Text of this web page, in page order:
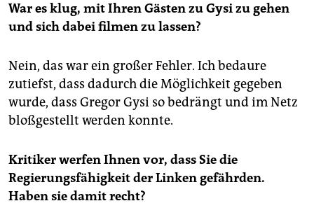
War es klug, mit Ihren Gästen zu Gysi zu gehen
und sich dabei filmen zu lassen?
Nein, das war ein großer Fehler. Ich bedaure
zutiefst, dass dadurch die Möglichkeit gegeben
wurde, dass Gregor Gysi so bedrängt und im Netz
bloßgestellt werden konnte.
Kritiker werfen Ihnen vor, dass Sie die
Regierungsfähigkeit der Linken gefährden.
Haben sie damit recht?